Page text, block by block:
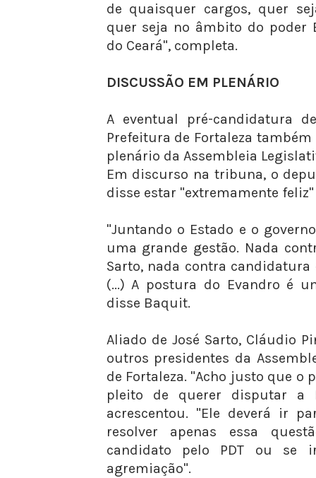
de quaisquer cargos, quer
quer seja no âmbito do poder
do Ceará", completa.
DISCUSSÃO EM PLENÁRIO
A eventual pré-candidatura
Prefeitura de Fortaleza
plenário da Assembleia
Em discurso na tribuna, o
disse estar "extremamente
"Juntando o Estado e o
uma grande gestão. Nada
Sarto, nada contra candidatura
(...) A postura do Evandro é
disse Baquit.
Aliado de José Sarto, Cláudio
outros presidentes da
de Fortaleza. "Acho justo que o
pleito de querer disputar a
acrescentou. "Ele deverá ir
resolver apenas essa
candidato pelo PDT ou se
agremiação".